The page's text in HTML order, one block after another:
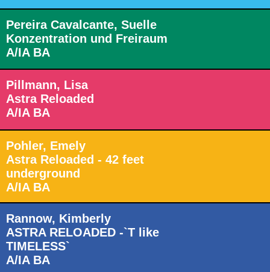
Pereira Cavalcante, Suelle
Konzentration und Freiraum
A/IA BA
Pillmann, Lisa
Astra Reloaded
A/IA BA
Pohler, Emely
Astra Reloaded - 42 feet
underground
A/IA BA
Rannow, Kimberly
ASTRA RELOADED -`T like
TIMELESS`
A/IA BA